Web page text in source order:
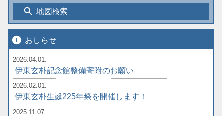
search 地図検索
info おしらせ
2026.04.01.
伊東玄朴記念館整備寄附のお願い
2026.02.01.
伊東玄朴生誕225年祭を開催します！
2025.11.07.